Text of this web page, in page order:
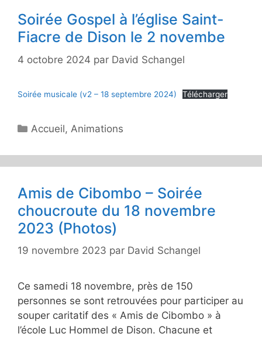
Soirée Gospel à l’église Saint-
Fiacre de Dison le 2 novembe
4 octobre 2024 par David Schangel
Soirée musicale (v2 – 18 septembre 2024) Télécharger
Catégories
Accueil, Animations
Amis de Cibombo – Soirée
choucroute du 18 novembre
2023 (Photos)
19 novembre 2023 par David Schangel
Ce samedi 18 novembre, près de 150
personnes se sont retrouvées pour participer au
souper caritatif des « Amis de Cibombo » à
l’école Luc Hommel de Dison. Chacune et